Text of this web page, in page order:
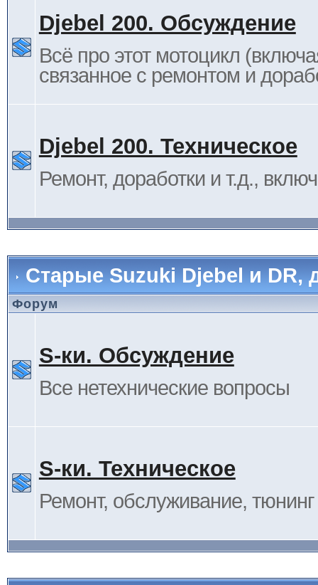
Djebel 200. Обсуждение
Всё про этот мотоцикл
связанное с ремонтом и
Djebel 200. Техническое
Ремонт, доработки и т.д.,
Старые Suzuki Djebel и DR,
Форум
S-ки. Обсуждение
Все нетехнические вопросы
S-ки. Техническое
Ремонт, обслуживание, тюнинг